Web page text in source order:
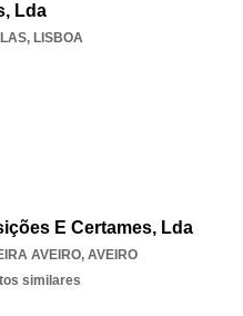
Lda
, LISBOA
E Certames, Lda
AVEIRO, AVEIRO
similares